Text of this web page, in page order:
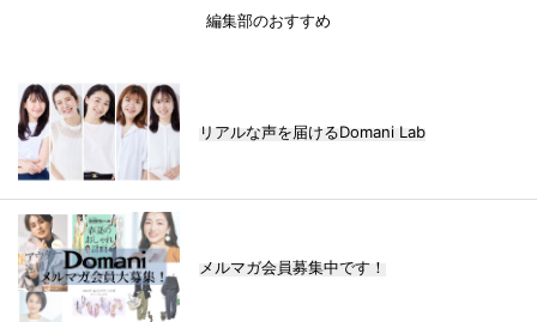
編集部のおすすめ
リアルな声を届けるDomani Lab
メルマガ会員募集中です！